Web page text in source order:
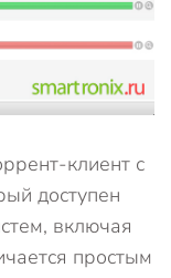
клиент с
доступен
включая
простым